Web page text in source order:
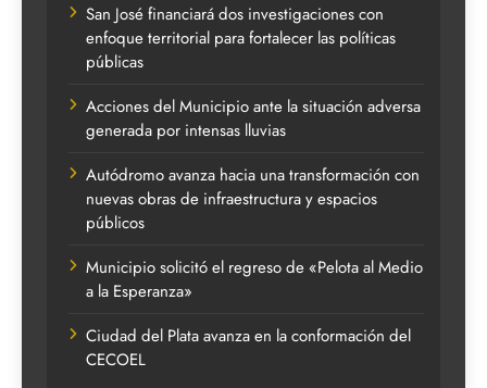
San José financiará dos investigaciones con
enfoque territorial para fortalecer las políticas
públicas
Acciones del Municipio ante la situación adversa
generada por intensas lluvias
Autódromo avanza hacia una transformación con
nuevas obras de infraestructura y espacios
públicos
Municipio solicitó el regreso de «Pelota al Medio
a la Esperanza»
Ciudad del Plata avanza en la conformación del
CECOEL